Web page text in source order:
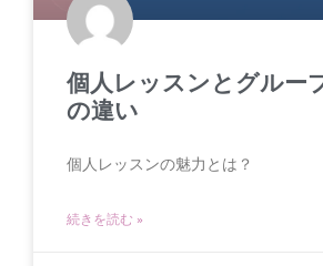
個人レッスンとグルー
の違い
個人レッスンの魅力とは？
続きを読む »